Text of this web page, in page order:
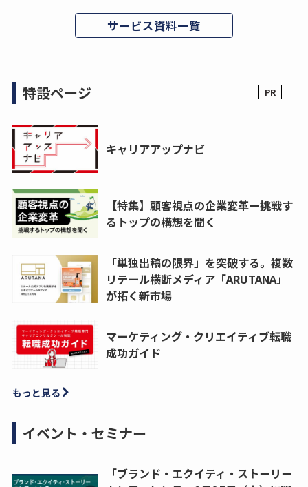
サービス資料一覧
特設ページ
キャリアアップナビ
【特集】顧客視点の企業変革ー挑戦す
るトップの構想を聞く
「単独出稿の限界」を突破する。複数
リテール横断メディア「ARUTANA」
が拓く新市場
マーケティング・クリエイティブ転職
成功ガイド
もっと見る
イベント・セミナー
「ブランド・エクイティ・ストーリー